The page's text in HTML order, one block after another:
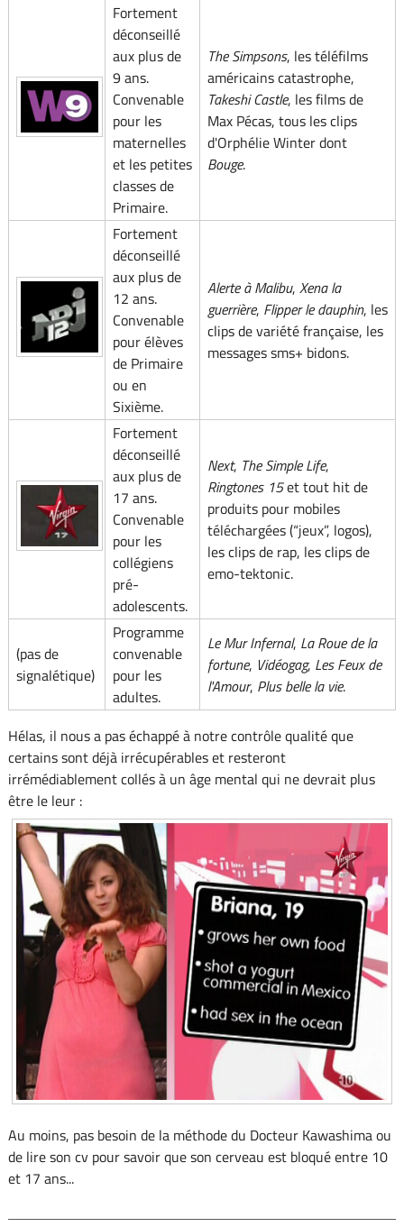
Fortement
déconseillé
aux plus de
9 ans.
Convenable
pour les
maternelles
et les petites
classes de
Primaire.
The Simpsons, les téléfilms
américains catastrophe,
Takeshi Castle, les films de
Max Pécas, tous les clips
d'Orphélie Winter dont
Bouge.
Fortement
déconseillé
aux plus de
12 ans.
Convenable
pour élèves
de Primaire
ou en
Sixième.
Alerte à Malibu, Xena la
guerrière, Flipper le dauphin, les
clips de variété française, les
messages sms+ bidons.
Fortement
déconseillé
aux plus de
17 ans.
Convenable
pour les
collégiens
pré-
adolescents.
Next, The Simple Life,
Ringtones 15et tout hit de
produits pour mobiles
téléchargées (“jeux”, logos),
les clips de rap, les clips de
emo-tektonic.
(pas de
signalétique)
Programme
convenable
pour les
adultes.
Le Mur Infernal, La Roue de la
fortune, Vidéogag, Les Feux de
l'Amour, Plus belle la vie.
Hélas, il nous a pas échappé à notre contrôle qualité que
certains sont déjà irrécupérables et resteront
irrémédiablement collés à un âge mental qui ne devrait plus
être le leur :
Au moins, pas besoin de la méthode du Docteur Kawashima ou
de lire son cv pour savoir que son cerveau est bloqué entre 10
et 17 ans...